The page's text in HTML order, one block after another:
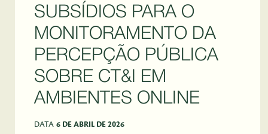
SUBSÍDIOS PARA O
MONITORAMENTO DA
PERCEPÇÃO PÚBLICA
SOBRE CT&I EM
AMBIENTES ONLINE
DATA 6 DE ABRIL DE 2026